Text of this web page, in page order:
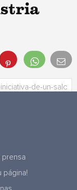
prensa
página!